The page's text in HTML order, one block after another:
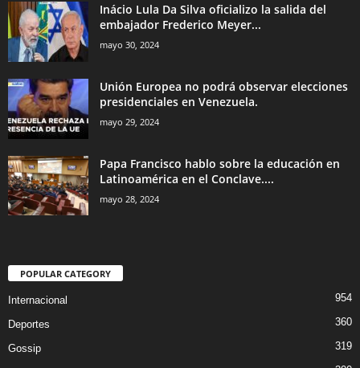
Inácio Lula Da Silva oficializo la salida del
embajador Frederico Meyer...
mayo 30, 2024
Unión Europea no podrá observar elecciones
presidenciales en Venezuela.
mayo 29, 2024
Papa Francisco hablo sobre la educación en
Latinoamérica en el Conclave....
mayo 28, 2024
POPULAR CATEGORY
Internacional 954
Deportes 360
Gossip 319